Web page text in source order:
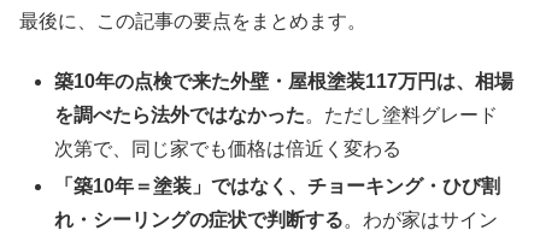
最後に、この記事の要点をまとめます。
築10年の点検で来た外壁・屋根塗装117万円は、相場
を調べたら法外ではなかった。ただし塗料グレード
次第で、同じ家でも価格は倍近く変わる
「築10年＝塗装」ではなく、チョーキング・ひび割
れ・シーリングの症状で判断する。わが家はサイン